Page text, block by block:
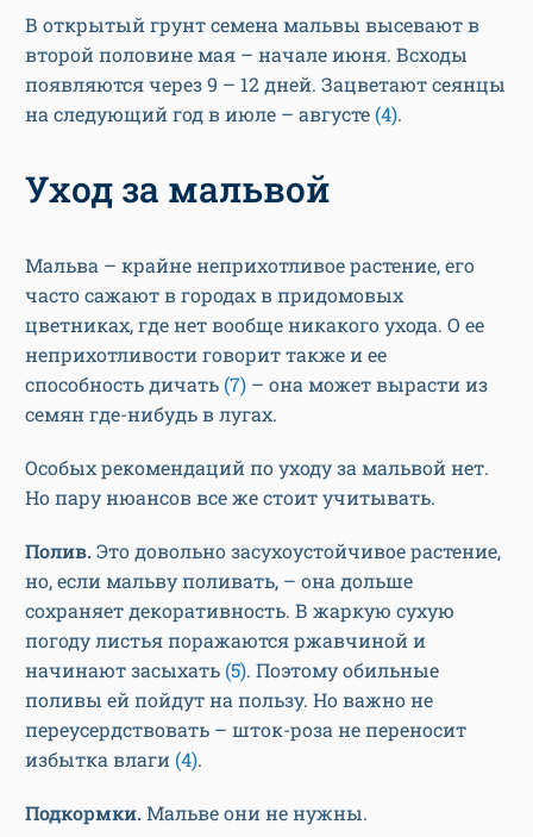
В открытый грунт семена мальвы высевают в
второй половине мая – начале июня. Всходы
появляются через 9 – 12 дней. Зацветают сеянцы
на следующий год в июле – августе (4).
Уход за мальвой
Мальва – крайне неприхотливое растение, его
часто сажают в городах в придомовых
цветниках, где нет вообще никакого ухода. О ее
неприхотливости говорит также и ее
способность дичать (7) – она может вырасти из
семян где-нибудь в лугах.
Особых рекомендаций по уходу за мальвой нет.
Но пару нюансов все же стоит учитывать.
Полив.Это довольно засухоустойчивое растение,
но, если мальву поливать, – она дольше
сохраняет декоративность. В жаркую сухую
погоду листья поражаются ржавчиной и
начинают засыхать (5). Поэтому обильные
поливы ей пойдут на пользу. Но важно не
переусердствовать – шток-роза не переносит
избытка влаги (4).
Подкормки.Мальве они не нужны.